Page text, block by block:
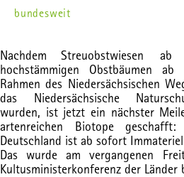
bundesweit
Nachdem Streuobstwiesen
hochstämmigen Obstbäumen
Rahmen des Niedersächsischen
das Niedersächsische
wurden, ist jetzt ein nächster
artenreichen Biotope
Deutschland ist ab sofort
Das wurde am vergangenen
Kultusministerkonferenz der Länder